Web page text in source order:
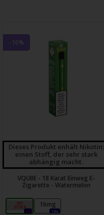
-10%
Dieses Produkt enhält Nikotin:
einen Stoff, der sehr stark
abhängig macht.
VQUBE - 18 Karat Einweg E-
Zigarette - Watermelon
0mg
0x
16mg
18x